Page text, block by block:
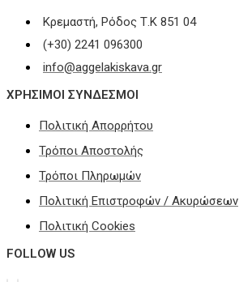
Κρεμαστή, Ρόδος Τ.Κ 851 04
(+30) 2241 096300
info@aggelakiskava.gr
ΧΡΗΣΙΜΟΙ ΣΥΝΔΕΣΜΟΙ
Πολιτική Απορρήτου
Τρόποι Αποστολής
Τρόποι Πληρωμών
Πολιτική Επιστροφών / Ακυρώσεων
Πολιτική Cookies
FOLLOW US